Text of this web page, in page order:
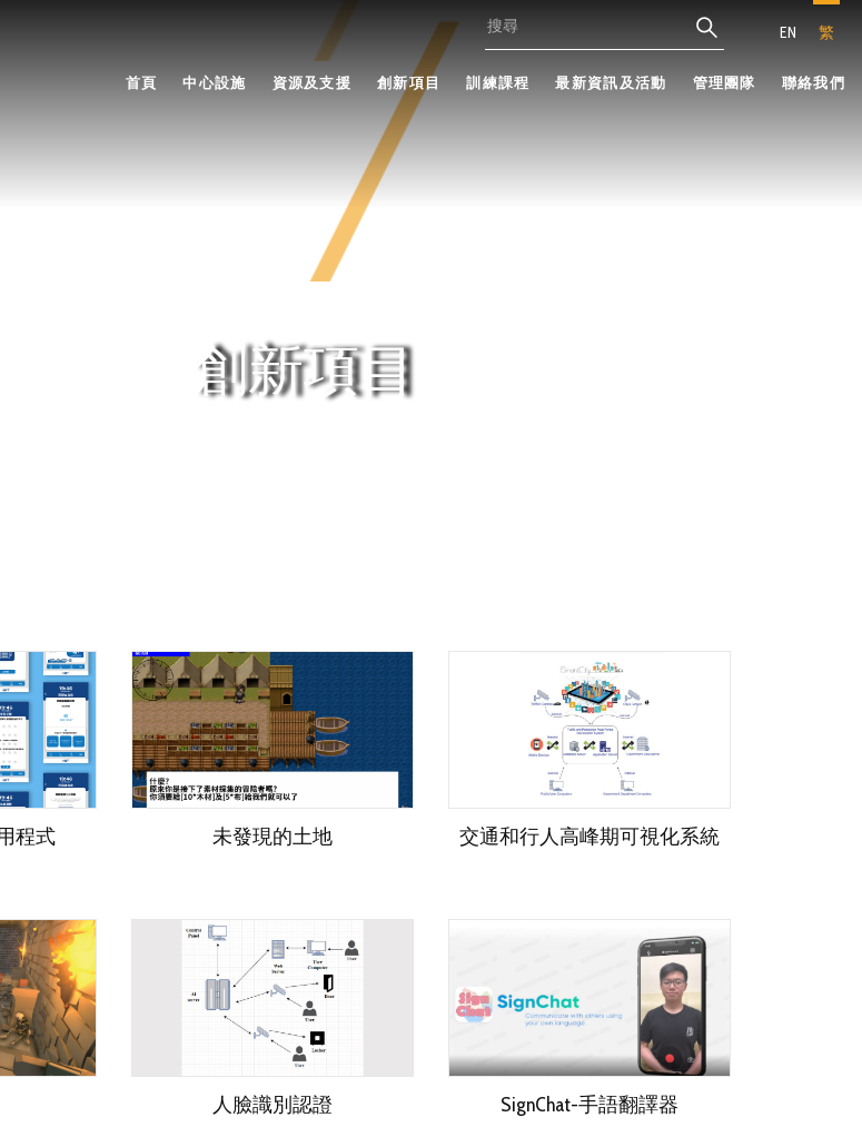
EN 繁
首頁 中心設施 資源及支援 創新項目 訓練課程 最新資訊及活動 管理團隊 聯絡我們
創新項目
程式 未發現的土地 交通和行人高峰期可視化系統
人臉識別認證 SignChat-手語翻譯器